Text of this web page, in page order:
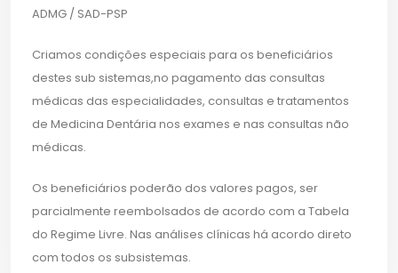
ADMG / SAD-PSP
Criamos condições especiais para os beneficiários
destes sub sistemas,no pagamento das consultas
médicas das especialidades, consultas e tratamentos
de Medicina Dentária nos exames e nas consultas não
médicas.
Os beneficiários poderão dos valores pagos, ser
parcialmente reembolsados de acordo com a Tabela
do Regime Livre. Nas análises clínicas há acordo direto
com todos os subsistemas.